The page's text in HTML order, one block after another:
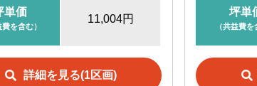
単価
を含む）
11,004円
詳細を見る(1区画)
坪単
（共益費を